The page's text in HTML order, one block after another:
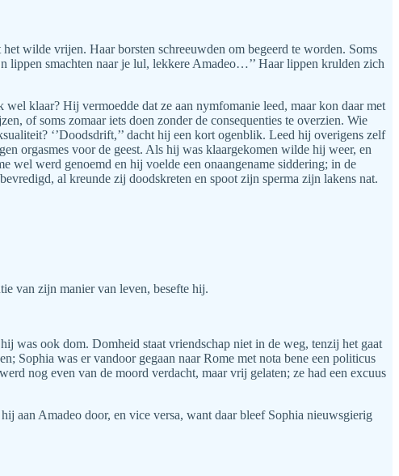
wilde vrijen. Haar borsten schreeuwden om begeerd te worden. Soms
smachten naar je lul, lekkere Amadeo…’’ Haar lippen krulden zich
klaar? Hij vermoedde dat ze aan nymfomanie leed, maar kon daar met
of soms zomaar iets doen zonder de consequenties te overzien. Wie
‘’Doodsdrift,’’ dacht hij een kort ogenblik. Leed hij overigens zelf
orgasmes voor de geest. Als hij was klaargekomen wilde hij weer, en
wel werd genoemd en hij voelde een onaangename siddering; in de
al kreunde zij doodskreten en spoot zijn sperma zijn lakens nat.
van zijn manier van leven, besefte hij.
was ook dom. Domheid staat vriendschap niet in de weg, tenzij het gaat
Sophia was er vandoor gegaan naar Rome met nota bene een politicus
nog even van de moord verdacht, maar vrij gelaten; ze had een excuus
aan Amadeo door, en vice versa, want daar bleef Sophia nieuwsgierig